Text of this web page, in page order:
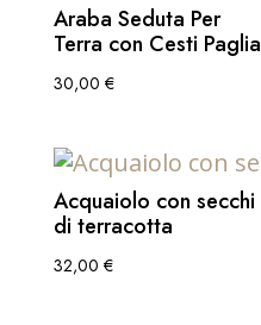
Araba Seduta Per
Terra con Cesti Paglia
30,00 €
Acquaiolo con secchi
di terracotta
32,00 €